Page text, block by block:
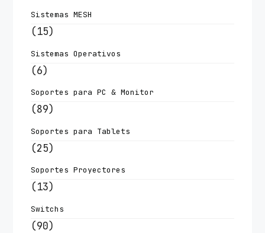
Sistemas MESH
(15)
Sistemas Operativos
(6)
Soportes para PC & Monitor
(89)
Soportes para Tablets
(25)
Soportes Proyectores
(13)
Switchs
(90)